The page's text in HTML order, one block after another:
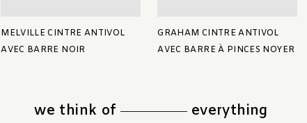
MELVILLE CINTRE ANTIVOL
AVEC BARRE NOIR
GRAHAM CINTRE ANTIVOL
AVEC BARRE À PINCES NOYER
we think of everything